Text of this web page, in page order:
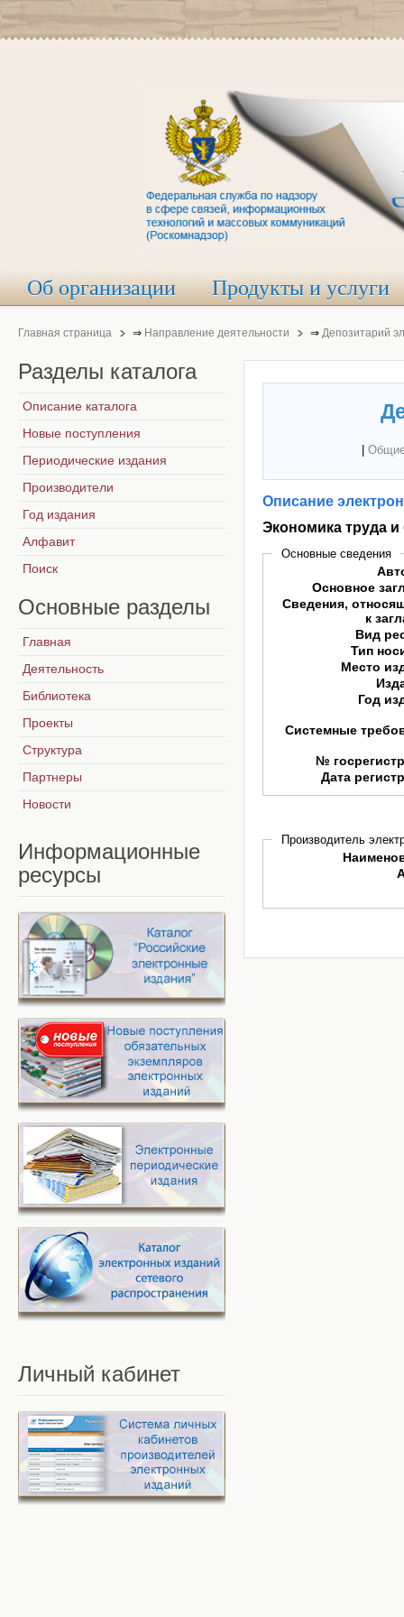
Об организации Продукты и услуги
Главная страница ⇒ Направление деятельности ⇒ Депозитарий
Описание
Экономика труда
Основные сведения
Основное
Сведения,
к
Вид
Тип
Место
Год
Системные
№
Дата
Производитель
Разделы каталога
Описание каталога
Новые поступления
Периодические издания
Производители
Год издания
Алфавит
Поиск
Основные разделы
Главная
Деятельность
Библиотека
Проекты
Структура
Партнеры
Новости
Информационные
ресурсы
Личный кабинет